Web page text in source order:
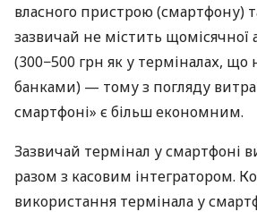
власного пристрою (смартфону)
зазвичай не містить щомісячної
(300−500 грн як у терміналах, що
банками) — тому з погляду
смартфоні» є більш економним.
Зазвичай термінал у смартфоні
разом з касовим інтегратором.
використання термінала у